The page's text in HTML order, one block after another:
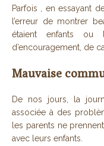
Parfois , en essayant
l’erreur de montrer
étaient enfants
d’encouragement, de
Mauvaise
De nos jours, la
associée à des
les parents ne
avec leurs enfants.